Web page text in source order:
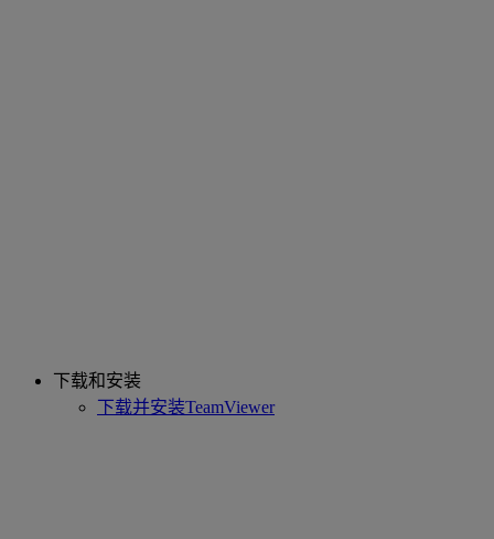
下载和安装
下载并安装TeamViewer